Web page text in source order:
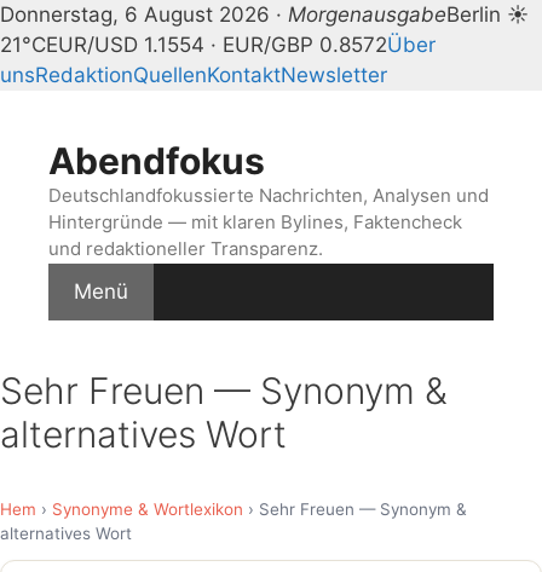
Donnerstag, 6 August 2026 · MorgenausgabeBerlin ☀
21°CEUR/USD 1.1554 · EUR/GBP 0.8572Über
unsRedaktionQuellenKontaktNewsletter
springenAbendfokus
Deutschlandfokussierte Nachrichten, Analysen und
Hintergründe — mit klaren Bylines, Faktencheck
und redaktioneller Transparenz.
Menü
Sehr Freuen — Synonym &
alternatives Wort
Hem › Synonyme & Wortlexikon › Sehr Freuen — Synonym &
alternatives Wort